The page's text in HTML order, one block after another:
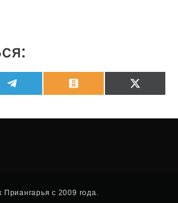
OdnoklassnikiX
с 2009 года.